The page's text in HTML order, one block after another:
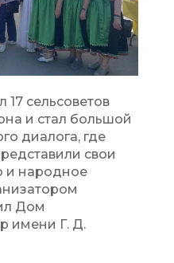
сельсоветов
и стал большой
диалога, где
свои
и народное
Дом
имени Г. Д.